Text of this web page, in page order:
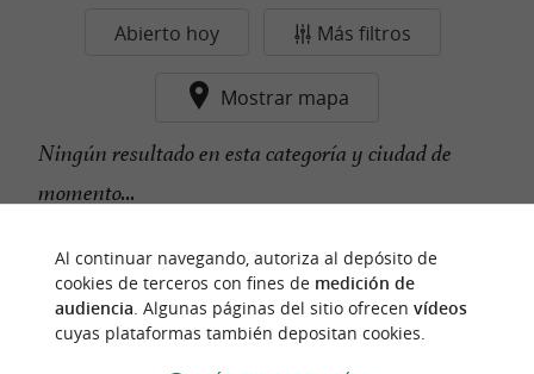
Abierto hoy Más filtros
Mostrar mapa
Ningún resultado en esta categoría y ciudad de
momento...
n
u
e
s
t
r
o
f
a
v
o
r
i
t
o
Al continuar navegando, autoriza al depósito de
cookies de terceros con fines de medición de
audiencia . Algunas páginas del sitio ofrecen vídeos
cuyas plataformas también depositan cookies.